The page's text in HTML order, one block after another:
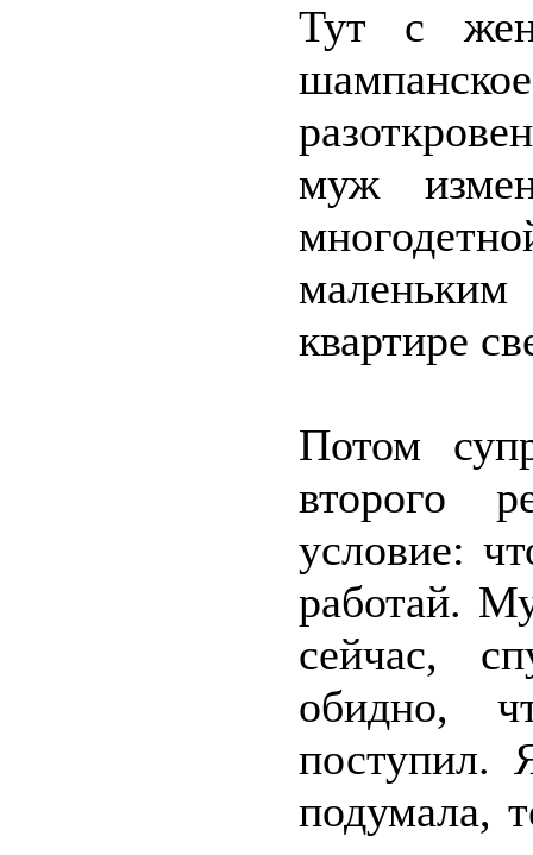
Тут с
муж
квартире
Потом
второго
условие:
работай.
сейчас,
обидно,
поступил.
подумала,